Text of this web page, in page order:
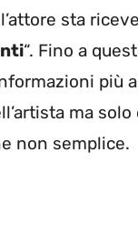
sta
“. Fino a
più
ma
non semplice.